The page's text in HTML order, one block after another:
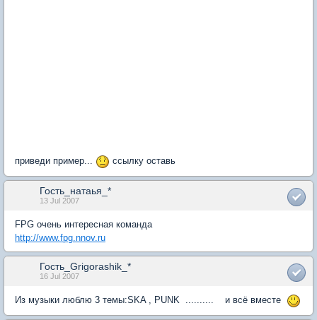
приведи пример... ссылку оставь
Гость_натаья_*
13 Jul 2007
FPG очень интересная команда
http://www.fpg.nnov.ru
Гость_Grigorashik_*
16 Jul 2007
Из музыки люблю 3 темы:SKA , PUNK .......... и всё вместе